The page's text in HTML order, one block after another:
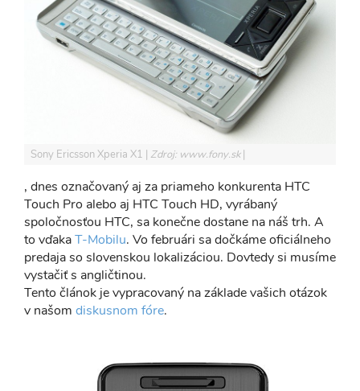
Sony Ericsson Xperia X1 Zdroj: www.fony.sk
, dnes označovaný aj za priameho konkurenta HTC
Touch Pro alebo aj HTC Touch HD, vyrábaný
spoločnosťou HTC, sa konečne dostane na náš trh. A
to vďakaT-Mobilu. Vo februári sa dočkáme oficiálneho
predaja so slovenskou lokalizáciou. Dovtedy si musíme
vystačiť s angličtinou.
Tento článok je vypracovaný na základe vašich otázok
v našom diskusnom fóre.